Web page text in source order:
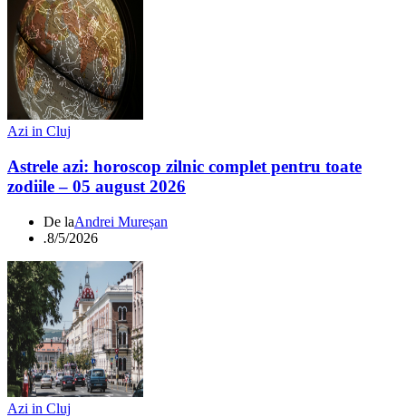
Azi in Cluj
Astrele azi: horoscop zilnic complet pentru toate
zodiile – 05 august 2026
De laAndrei Mureșan
.8/5/2026
Azi in Cluj